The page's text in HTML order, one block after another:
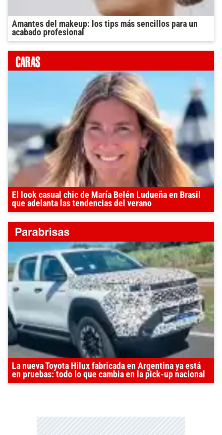
Amantes del makeup: los tips más sencillos para un
acabado profesional
El look casual chic de María Belén Ludueña en Brasil
que adelanta las tendencias del verano
La nueva Toyota Hilux fabricada en Argentina ya está
en pruebas: todo lo que cambia en la pick-up nacional